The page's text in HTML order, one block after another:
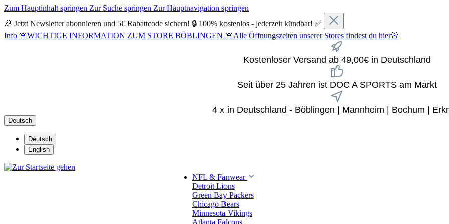
Zum Hauptinhalt springen Zur Suche springen Zur Hauptnavigation springen
🎉 Jetzt Newsletter abonnieren und 5€ Rabattcode sichern! 🔒 100% kostenlos - jederzeit kündbar! ✅
Info 🚨WICHTIGE INFORMATION ZUM STORE BÖBLINGEN 🚨Alle Öffnungszeiten unserer Stores findest du hier🚨
Kostenloser Versand ab 49,00€ in Deutschland
Seit über 25 Jahren ist DOC A SPORTS am Markt
4 x in Deutschland - Böblingen | Mannheim | Bochum |
Deutsch
Deutsch
English
NFL & Fanwear
Detroit Lions
Green Bay Packers
Chicago Bears
Minnesota Vikings
Atlanta Falcons